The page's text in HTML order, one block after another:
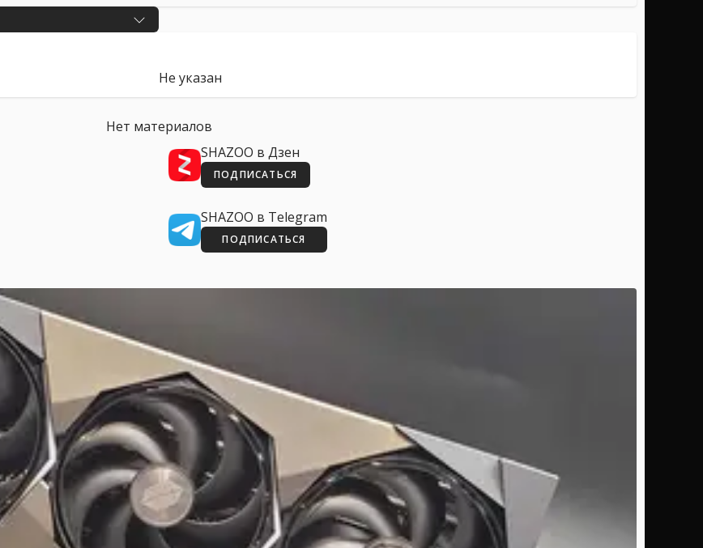
Не указан
Нет материалов
SHAZOO в Дзен
ПОДПИСАТЬСЯ
SHAZOO в Telegram
ПОДПИСАТЬСЯ